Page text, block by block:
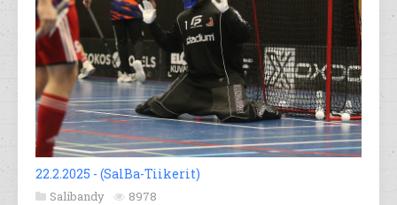
22.2.2025 - (SalBa-Tiikerit)
Salibandy 8978